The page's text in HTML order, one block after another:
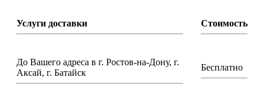
Услуги доставки Стоимость
До Вашего адреса в г. Ростов-на-Дону, г.
Аксай, г. Батайск
Бесплатно